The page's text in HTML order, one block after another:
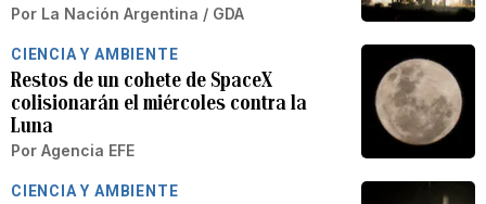
Por La Nación Argentina / GDA
CIENCIA Y AMBIENTE
Restos de un cohete de SpaceX
colisionarán el miércoles contra la
Luna
Por Agencia EFE
CIENCIA Y AMBIENTE